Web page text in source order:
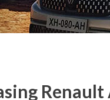
Renault